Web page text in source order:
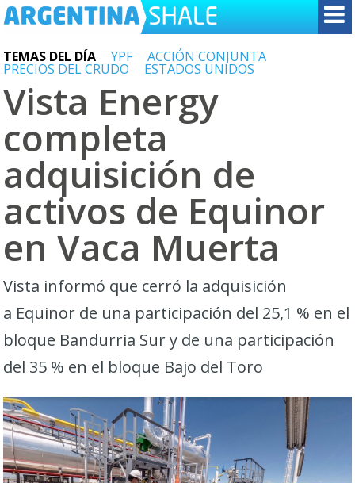
TEMAS DEL DÍA YPF ACCIÓN CONJUNTA
PRECIOS DEL CRUDO ESTADOS UNIDOS
Vista Energy
completa
adquisición de
activos de Equinor
en Vaca Muerta
Vista informó que cerró la adquisición
a Equinor de una participación del 25,1 % en el
bloque Bandurria Sur y de una participación
del 35 % en el bloque Bajo del Toro